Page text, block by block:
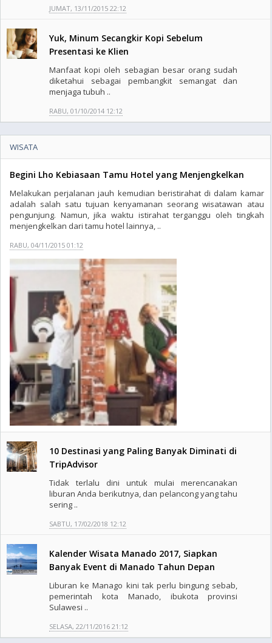
JUMAT, 13/11/2015 22:12
Yuk, Minum Secangkir Kopi Sebelum
Presentasi ke Klien
Manfaat kopi oleh sebagian besar orang sudah
diketahui sebagai pembangkit semangat dan
menjaga tubuh ..
RABU, 01/10/2014 12:12
WISATA
Begini Lho Kebiasaan Tamu Hotel yang Menjengkelkan
Melakukan perjalanan jauh kemudian beristirahat di dalam kamar
adalah salah satu tujuan kenyamanan seorang wisatawan atau
pengunjung. Namun, jika waktu istirahat terganggu oleh tingkah
menjengkelkan dari tamu hotel lainnya, ..
RABU, 04/11/2015 01:12
10 Destinasi yang Paling Banyak Diminati di
TripAdvisor
Tidak terlalu dini untuk mulai merencanakan
liburan Anda berikutnya, dan pelancong yang tahu
sering ..
SABTU, 17/02/2018 12:12
Kalender Wisata Manado 2017, Siapkan
Banyak Event di Manado Tahun Depan
Liburan ke Manago kini tak perlu bingung sebab,
pemerintah kota Manado, ibukota provinsi
Sulawesi ..
SELASA, 22/11/2016 21:12